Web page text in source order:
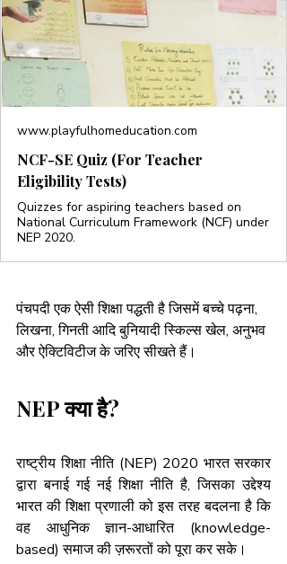
www.playfulhomeducation.com
NCF-SE Quiz (For Teacher
Eligibility Tests)
Quizzes for aspiring teachers based on
National Curriculum Framework (NCF) under
NEP 2020.
पंचपदी एक ऐसी शिक्षा पद्धती है जिसमें बच्चे पढ़ना,
लिखना, गिनती आदि बुनियादी स्किल्स खेल, अनुभव
और ऐक्टिविटीज के जरिए सीखते हैं।
NEP क्या है?
राष्ट्रीय शिक्षा नीति (NEP) 2020 भारत सरकार
द्वारा बनाई गई नई शिक्षा नीति है, जिसका उद्देश्य
भारत की शिक्षा प्रणाली को इस तरह बदलना है कि
वह आधुनिक ज्ञान-आधारित (knowledge-
based) समाज की ज़रूरतों को पूरा कर सके।